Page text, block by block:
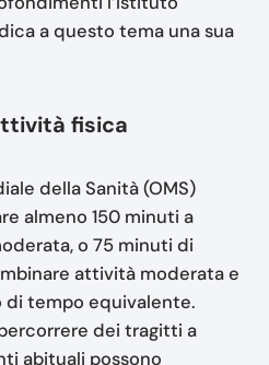
a questo tema una sua
fisica
della Sanità (OMS)
almeno 150 minuti a
o 75 minuti di
attività moderata e
di tempo equivalente.
dei tragitti a
abituali possono